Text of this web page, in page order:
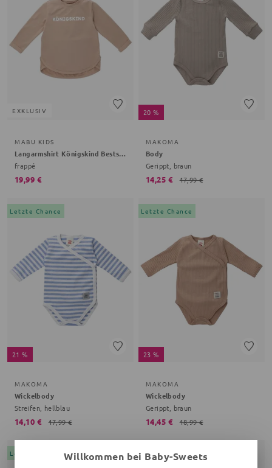
EXKLUSIV
MABU KIDS
Langarmshirt Königskind Bestseller Kollektion
frappé
19,99 €
20 %
MAKOMA
Body
Gerippt, braun
14,25 € 17,99 €
Letzte Chance
21 %
MAKOMA
Wickelbody
Streifen, hellblau
14,10 € 17,99 €
Letzte Chance
23 %
MAKOMA
Wickelbody
Gerippt, braun
14,45 € 18,99 €
Letzte Chance Letzte Chance
Willkommen bei Baby-Sweets